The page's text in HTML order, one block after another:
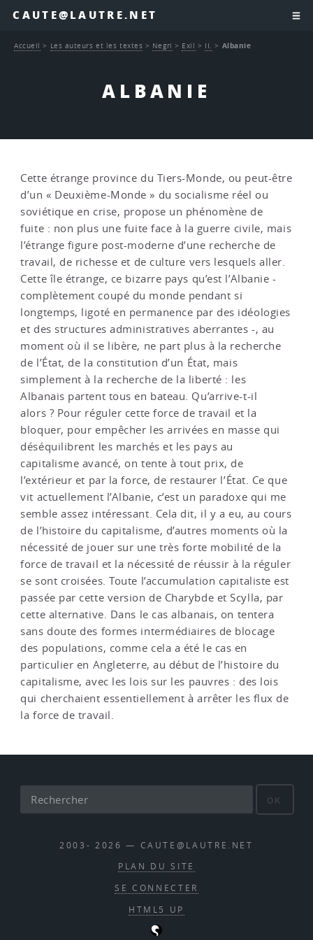
CAUTE@LAUTRE.NET
ALBANIE
Accueil > Les auteurs et les textes > Negri > Exil > II. > Albanie
Cette étrange province du Tiers-Monde, ou peut-être
d’un « Deuxième-Monde » du socialisme réel ou
soviétique en crise, propose un phénomène de
fuite : non plus une fuite face à la guerre civile, mais
l’étrange figure post-moderne d’une recherche de
travail, de richesse et de culture vers lesquels aller.
Cette île étrange, ce bizarre pays qu’est l’Albanie -
complètement coupé du monde pendant si
longtemps, ligoté en permanence par des idéologies
et des structures administratives aberrantes -, au
moment où il se libère, ne part plus à la recherche
de l’État, de la constitution d’un État, mais
simplement à la recherche de la liberté : les
Albanais partent tous en bateau. Qu’arrive-t-il
alors ? Pour réguler cette force de travail et la
bloquer, pour empêcher les arrivées en masse qui
déséquilibrent les marchés et les pays au
capitalisme avancé, on tente à tout prix, de
l’extérieur et par la force, de restaurer l’État. Ce que
vit actuellement l’Albanie, c’est un paradoxe qui me
semble assez intéressant. Cela dit, il y a eu, au cours
de l’histoire du capitalisme, d’autres moments où la
nécessité de jouer sur une très forte mobilité de la
force de travail et la nécessité de réussir à la réguler
se sont croisées. Toute l’accumulation capitaliste est
passée par cette version de Charybde et Scylla, par
cette alternative. Dans le cas albanais, on tentera
sans doute des formes intermédiaires de blocage
des populations, comme cela a été le cas en
particulier en Angleterre, au début de l’histoire du
capitalisme, avec les lois sur les pauvres : des lois
qui cherchaient essentiellement à arrêter les flux de
la force de travail.
OK
2003- 2026 — CAUTE@LAUTRE.NET
PLAN DU SITE
SE CONNECTER
HTML5 UP